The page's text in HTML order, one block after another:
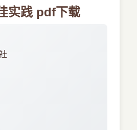
实践 pdf下载